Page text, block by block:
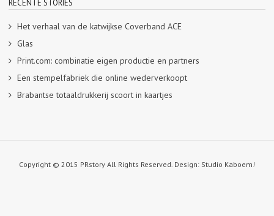
RECENTE STORIES
Het verhaal van de katwijkse Coverband ACE
Glas
Print.com: combinatie eigen productie en partners
Een stempelfabriek die online wederverkoopt
Brabantse totaaldrukkerij scoort in kaartjes
Copyright © 2015 PRstory All Rights Reserved. Design: Studio Kaboem!